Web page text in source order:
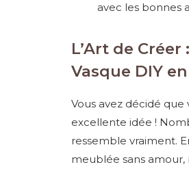
avec les bonnes
L’Art de
Vasque DIY
Vous avez décidé
excellente idée !
ressemble vraiment.
meublée sans amour,